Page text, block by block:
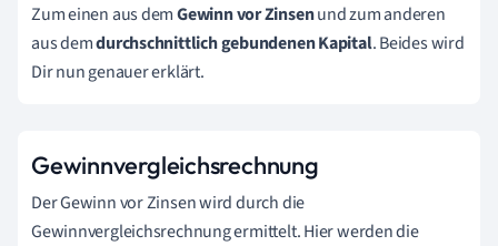
Zum einen aus demGewinn vor Zinsenund zum anderen
aus demdurchschnittlich gebundenen Kapital. Beides wird
Dir nun genauer erklärt.
Gewinnvergleichsrechnung
Der Gewinn vor Zinsen wird durch die
Gewinnvergleichsrechnung ermittelt. Hier werden die